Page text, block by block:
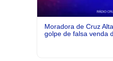
Moradora de Cruz
golpe de falsa venda